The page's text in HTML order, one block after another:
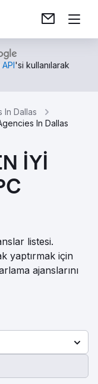
'si kullanılarak
In Dallas
In Dallas
İYİ
listesi.
yaptırmak için
ajanslarını